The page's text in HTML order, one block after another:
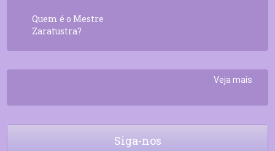
Quem é o Mestre
Zaratustra?
Veja mais
Siga-nos